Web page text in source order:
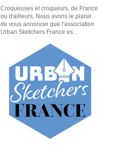
Croqueuses et croqueurs, de France
ou d'ailleurs, Nous avons le plaisir
de vous annoncer que l'association
Urban Sketchers France es...